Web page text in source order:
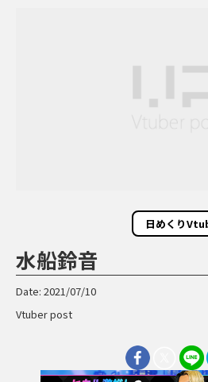
日めくり
水船鈴音
Date: 2021/07/10
Vtuber post